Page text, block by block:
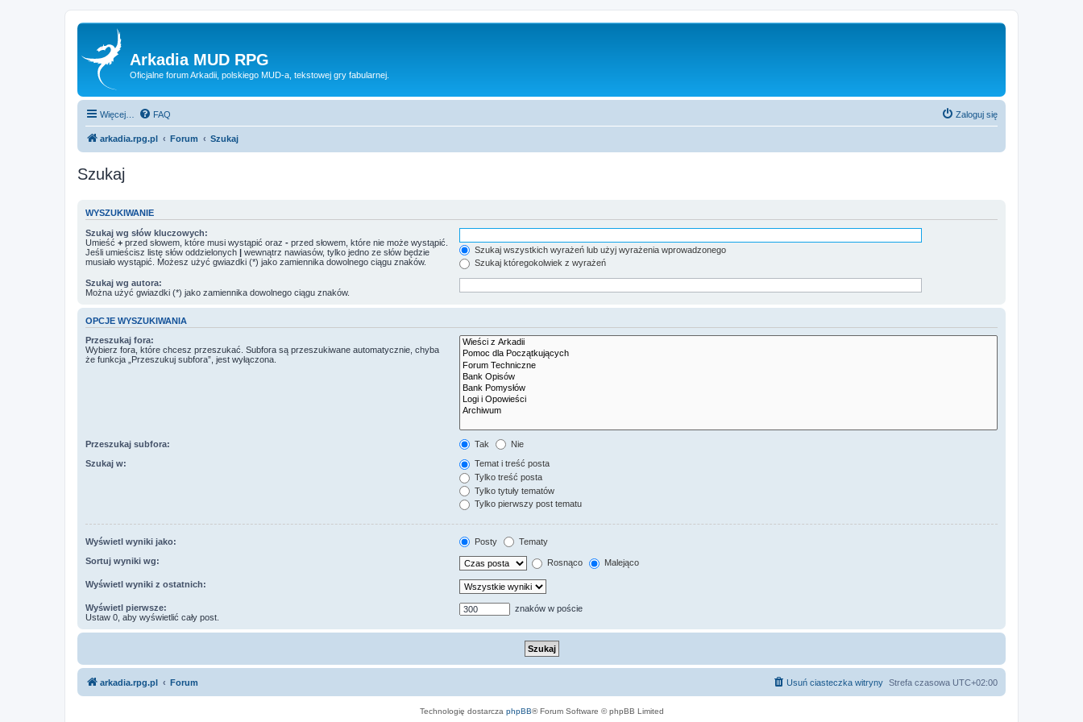
Arkadia MUD RPG
Oficjalne forum Arkadii, polskiego MUD-a, tekstowej gry fabularnej.
Więcej… FAQ Zaloguj się
arkadia.rpg.pl Forum Szukaj
Szukaj
WYSZUKIWANIE
Szukaj wg słów kluczowych:
Umieść + przed słowem, które musi wystąpić oraz - przed słowem, które nie może wystąpić.
Jeśli umieścisz listę słów oddzielonych | wewnątrz nawiasów, tylko jedno ze słów będzie
musiało wystąpić. Możesz użyć gwiazdki (*) jako zamiennika dowolnego ciągu znaków.
Szukaj wszystkich wyrażeń lub użyj wyrażenia wprowadzonego
Szukaj któregokolwiek z wyrażeń
Szukaj wg autora:
Można użyć gwiazdki (*) jako zamiennika dowolnego ciągu znaków.
OPCJE WYSZUKIWANIA
Przeszukaj fora:
Wybierz fora, które chcesz przeszukać. Subfora są przeszukiwane automatycznie, chyba
że funkcja „Przeszukuj subfora”, jest wyłączona.
Przeszukaj subfora: Tak Nie
Szukaj w:
Temat i treść posta
Tylko treść posta
Tylko tytuły tematów
Tylko pierwszy post tematu
Wyświetl wyniki jako: Posty Tematy
Sortuj wyniki wg: Rosnąco Malejąco
Wyświetl wyniki z ostatnich:
Wyświetl pierwsze:
Ustaw 0, aby wyświetlić cały post.
znaków w poście
arkadia.rpg.pl Forum Strefa czasowa UTC+02:00
Usuń ciasteczka witryny
Technologię dostarcza phpBB® Forum Software © phpBB Limited